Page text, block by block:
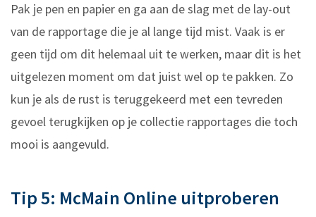
Pak je pen en papier en ga aan de slag met de lay-out
van de rapportage die je al lange tijd mist. Vaak is er
geen tijd om dit helemaal uit te werken, maar dit is het
uitgelezen moment om dat juist wel op te pakken. Zo
kun je als de rust is teruggekeerd met een tevreden
gevoel terugkijken op je collectie rapportages die toch
mooi is aangevuld.
Tip 5: McMain Online uitproberen